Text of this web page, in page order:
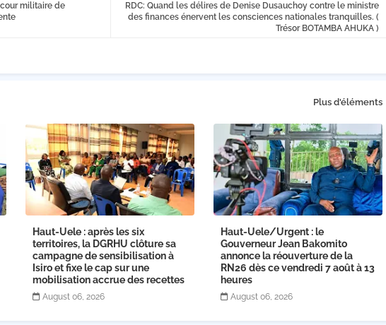
RDC: Quand les délires de Denise Dusauchoy contre le ministre
des finances énervent les consciences nationales tranquilles. (
Trésor BOTAMBA AHUKA )
militaire de
Plus d'éléments
Haut-Uele : après les six
territoires, la DGRHU clôture sa
campagne de sensibilisation à
Isiro et fixe le cap sur une
mobilisation accrue des recettes
August 06, 2026
Haut-Uele/Urgent : le
Gouverneur Jean Bakomito
annonce la réouverture de la
RN26 dès ce vendredi 7 août à 13
heures
August 06, 2026